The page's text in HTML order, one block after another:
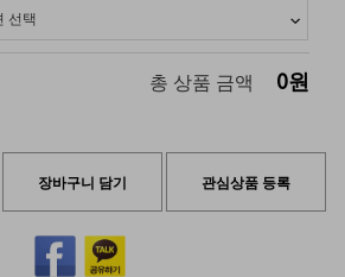
총 상품 금액 0원
장바구니 담기 관심상품 등록